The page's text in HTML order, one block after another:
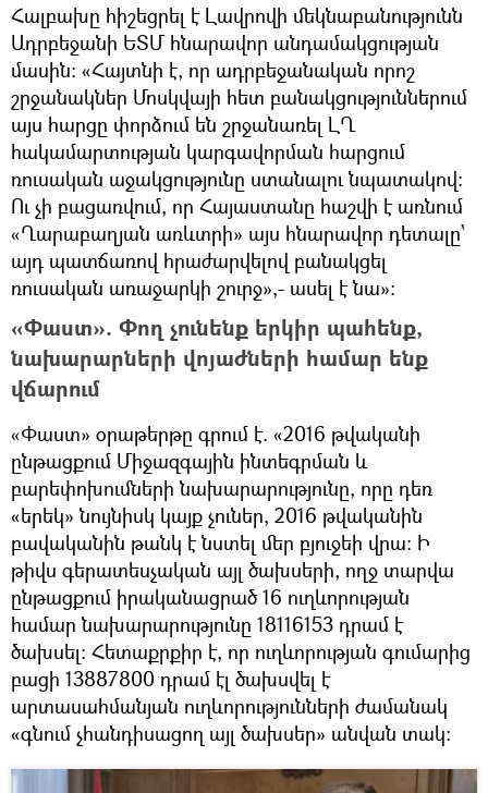
Հալբախը հիշեցրել է Լավրովի մեկնաբանությունն
Ադրբեջանի ԵՏՄ հնարավոր անդամակցության
մասին։ «Հայտնի է, որ ադրբեջանական որոշ
շրջանակներ Մոսկվայի հետ բանակցություններում
այս հարցը փորձում են շրջանառել ԼՂ
հակամարտության կարգավորման հարցում
ռուսական աջակցությունը ստանալու նպատակով։
Ու չի բացառվում, որ Հայաստանը հաշվի է առնում
«Ղարաբաղյան առևտրի» այս հնարավոր դետալը՝
այդ պատճառով հրաժարվելով բանակցել
ռուսական առաջարկի շուրջ»,- ասել է նա»:
«Փաստ». Փող չունենք երկիր պահենք,
նախարարների վոյաժների համար ենք
վճարում
«Փաստ» օրաթերթը գրում է. «2016 թվականի
ընթացքում Միջազգային ինտեգրման և
բարեփոխումների նախարարությունը, որը դեռ
«երեկ» նույնիսկ կայք չուներ, 2016 թվականին
բավականին թանկ է նստել մեր բյուջեի վրա: Ի
թիվս գերատեսչական այլ ծախսերի, ողջ տարվա
ընթացքում իրականացրած 16 ուղևորության
համար նախարարությունը 18116153 դրամ է
ծախսել: Հետաքրքիր է, որ ուղևորության գումարից
բացի 13887800 դրամ էլ ծախսվել է
արտասահմանյան ուղևորությունների ժամանակ
«գնում չհանդիսացող այլ ծախսեր» անվան տակ: